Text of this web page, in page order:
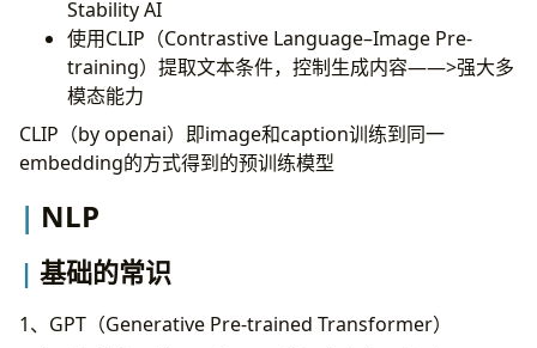
Stability AI
使用CLIP（Contrastive Language–Image Pre-
training）提取文本条件，控制生成内容——>强大多
模态能力
CLIP（by openai）即image和caption训练到同一
embedding的方式得到的预训练模型
NLP
基础的常识
1、GPT（Generative Pre-trained Transformer）